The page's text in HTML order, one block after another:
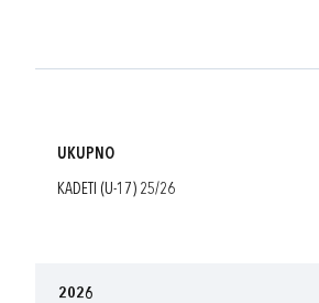
UKUPNO
KADETI (U-17) 25/26
2026